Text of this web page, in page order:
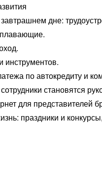
дне:
инструментов.
по автокредиту и
становятся
для представителей
праздники и